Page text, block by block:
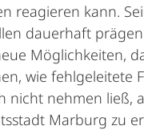
reagieren kann.
dauerhaft
Möglichkeiten,
wie fehlgeleitete
nicht nehmen ließ,
Marburg zu